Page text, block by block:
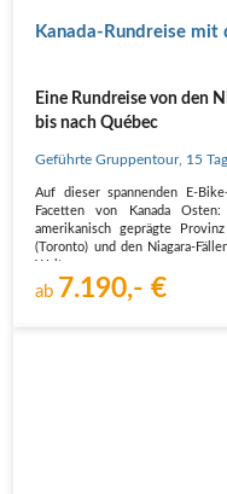
Kanada-Rundreise mit
Eine Rundreise von den
bis nach Québec
Geführte Gruppentour, 15
Auf dieser spannenden E-
Facetten von Kanada
amerikanisch geprägte
(Toronto) und den Niagara-
ab 7.190,- €